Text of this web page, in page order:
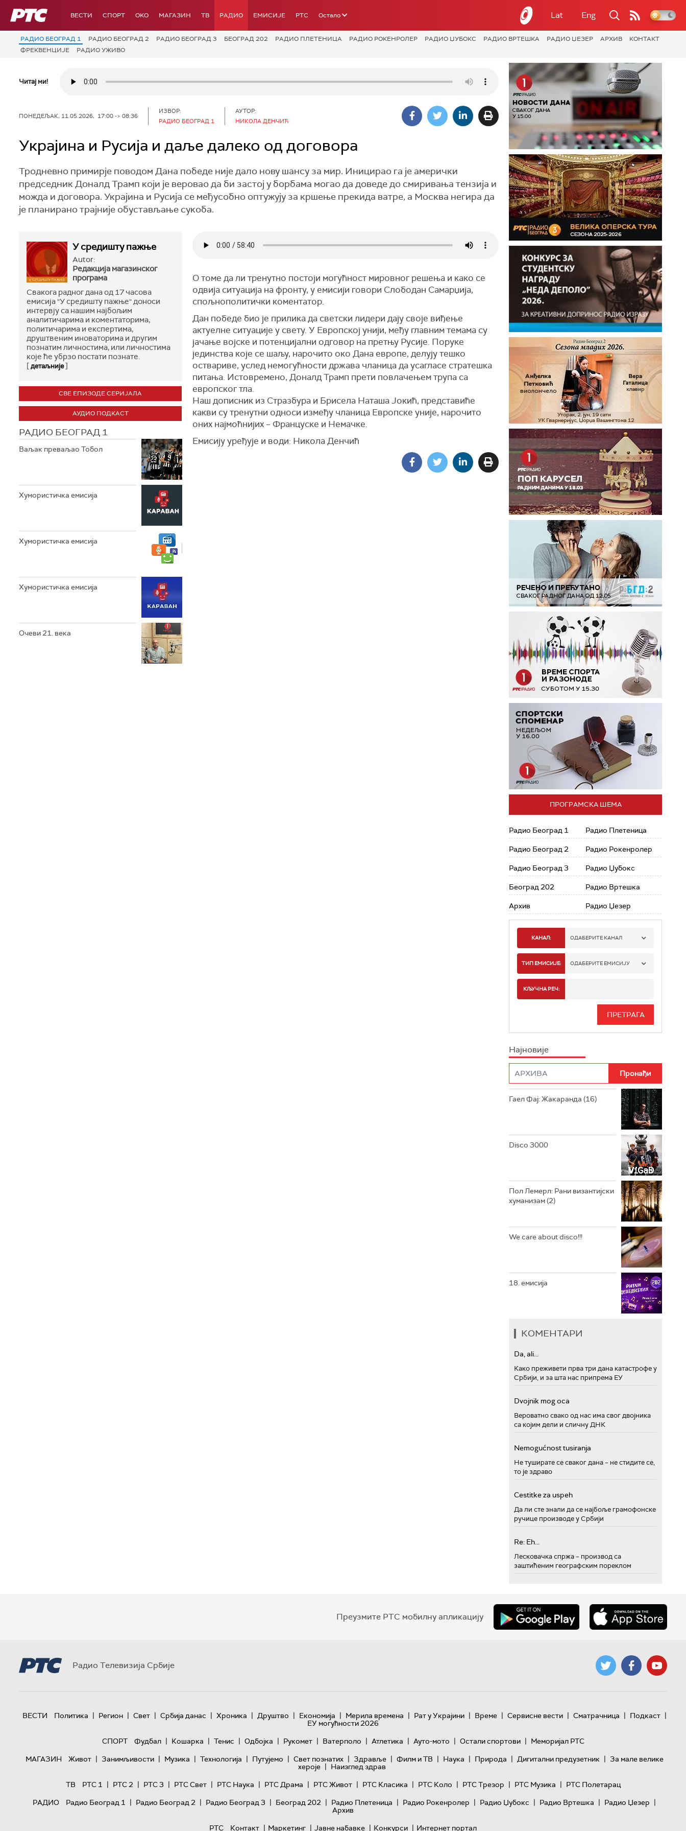
РТС ВЕСТИ СПОРТ OKO МАГАЗИН ТВ РАДИО ЕМИСИЈЕ РТС Остало Lat Eng
РАДИО БЕОГРАД 1 РАДИО БЕОГРАД 2 РАДИО БЕОГРАД 3 БЕОГРАД 202 РАДИО ПЛЕТЕНИЦА РАДИО РОКЕНРОЛЕР РАДИО ЏУБОКС РАДИО ВРТЕШКА РАДИО ЏЕЗЕР АРХИВ
КОНТАКТ
ФРЕКВЕНЦИЈЕ
РАДИО УЖИВО
Читај ми!
ПОНЕДЕЉАК, 11.05.2026, 17:00 -> 08:36
ИЗВОР:
РАДИО БЕОГРАД 1
АУТОР:
НИКОЛА ДЕНЧИЋ
Украјина и Русија и даље далеко од договора
Тродневно примирје поводом Дана победе није дало нову шансу за мир. Иницирао га је амерички
председник Доналд Трамп који је веровао да би застој у борбама могао да доведе до смиривања тензија и
можда и договора. Украјина и Русија се међусобно оптужују за кршење прекида ватре, а Москва негира да
је планирано трајније обустављање сукоба.
У средишту пажње
Autor:
Редакција магазинског
програма
Свакога радног дана од 17 часова
емисија "У средишту пажње" доноси
интервју са нашим најбољим
аналитичарима и коментаторима,
политичарима и експертима,
друштвеним иноваторима и другим
познатим личностима, или личностима
које ће убрзо постати познате.
[детаљније]
СВЕ ЕПИЗОДЕ СЕРИЈАЛА
АУДИО ПОДКАСТ
РАДИО БЕОГРАД 1
Ваљак преваљао Тобол
Хумористичка емисија
Хумористичка емисија
Хумористичка емисија
Очеви 21. века
О томе да ли тренутно постоји могућност мировног решења и како се
одвија ситуација на фронту, у емисији говори Слободан Самарџија,
спољнополитички коментатор.
Дан победе био је прилика да светски лидери дају своје виђење
актуелне ситуације у свету. У Европској унији, међу главним темама су
јачање војске и потенцијални одговор на претњу Русије. Поруке
јединства које се шаљу, нарочито око Дана европе, делују тешко
оствариве, услед немогућности држава чланица да усагласе стратешка
питања. Истовремено, Доналд Трамп прети повлачењем трупа са
европског тла.
Наш дописник из Стразбура и Брисела Наташа Јокић, представиће
какви су тренутни односи између чланица Европске уније, нарочито
оних најмоћнијих – Француске и Немачке.
Емисију уређује и води: Никола Денчић
ПРОГРАМСКА ШЕМА
Радио Београд 1
Радио Београд 2
Радио Београд 3
Београд 202
Архив
Радио Плетеница
Радио Рокенролер
Радио Џубокс
Радио Вртешка
Радио Џезер
КАНАЛ: ОДАБЕРИТЕ КАНАЛ
РАДИО БЕОГРАД 1
РАДИО БЕОГРАД 3
РАДИО РОКЕНРОЛЕР
РАДИО ЏУБОКС
РАДИО ВРТЕШКА
РАДИО ЏЕЗЕР
ТИП ЕМИСИЈЕ: ОДАБЕРИТЕ ЕМИСИЈУ
ИНФО
КЉУЧНА РЕЧ:
Најновије
Гаел Фај: Жакаранда (16)
Disco 3000
Пол Лемерл: Рани византијски
хуманизам (2)
We care about disco!!!
18. емисија
КОМЕНТАРИ
Da, ali...
Како преживети прва три дана катастрофе у
Србији, и за шта нас припрема ЕУ
Dvojnik mog oca
Вероватно свако од нас има свог двојника
са којим дели и сличну ДНК
Nemogućnost tusiranja
Не туширате се сваког дана – не стидите се,
то је здраво
Cestitke za uspeh
Да ли сте знали да се најбоље грамофонске
ручице производе у Србији
Re: Eh...
Лесковачка спржа – производ са
заштићеним географским пореклом
Преузмите РТС мобилну апликацију
Радио Телевизија Србије
ВЕСТИ Политика | Регион | Свет | Србија данас | Хроника | Друштво | Економија | Мерила времена | Рат у Украјини | Време | Сервисне вести | Сматрачница | Подкаст |
ЕУ могућности 2026
СПОРТ
Фудбал | Кошарка | Тенис | Одбојка | Рукомет | Ватерполо | Атлетика | Ауто-мото | Остали спортови | Меморијал РТС
МАГАЗИН
Живот | Занимљивости | Музика | Технологијa | Путујемо | Свет познатих | Здравље | Филм и ТВ | Наука | Природа | Дигитални предузетник | За мале велике
хероје | Наизглед здрав
ТВ
РТС 1 | РТС 2 | РТС 3 | РТС Свет | РТС Наука | РТС Драма | РТС Живот | РТС Класика | РТС Коло | РТС Трезор | РТС Музика | РТС Полетарац
РАДИО
Радио Београд 1 | Радио Београд 2 | Радио Београд 3 | Београд 202 | Радио Плетеница | Радио Рокенролер | Радио Џубокс | Радио Вртешка | Радио Џезер |
Архив
РТС
Контакт | Маркетинг | Јавне набавке | Конкурси | Интернет портал